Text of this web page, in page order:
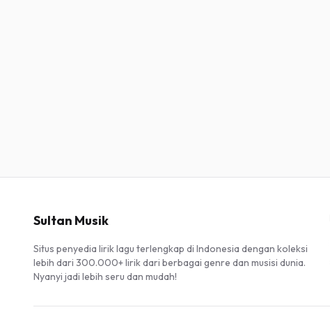
Sultan Musik
Situs penyedia lirik lagu terlengkap di Indonesia dengan koleksi
lebih dari 300.000+ lirik dari berbagai genre dan musisi dunia.
Nyanyi jadi lebih seru dan mudah!